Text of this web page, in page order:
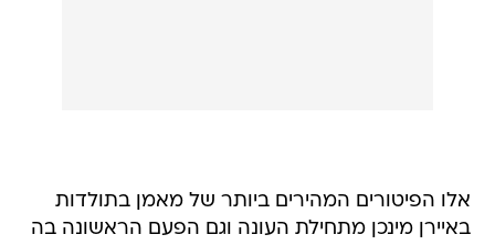
אלו הפיטורים המהירים ביותר של מאמן בתולדות
באיירן מינכן מתחילת העונה וגם הפעם הראשונה בה